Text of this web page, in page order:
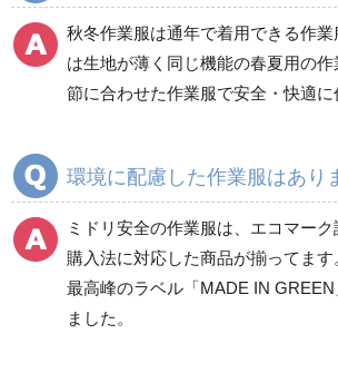
食品産業用長袖
食品産業用半袖
ワークパンツ
春夏ワークパンツ作業
ズボン
秋冬ワークパンツ作業
カー
春夏
ズボ
秋冬作業服は通年で着用できる作
は生地が薄く同じ機能の春夏用の
節に合わせた作業服で安全・快適に
環境に配慮した作業服はあり
ミドリ安全の作業服は、エコマー
購入法に対応した商品が揃ってま
最高峰のラベル「MADE IN
ました。